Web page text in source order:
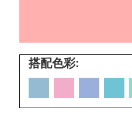
搭配色彩: